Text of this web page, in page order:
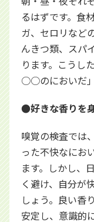
るはずです。食
ガ、セロリなど
んきつ類、スパ
ります。こうし
○○のにおいだ」
●好きな香りを
嗅覚の検査では
った不快なにお
ます。しかし、
く避け、自分が
しょう。良い香
安定し、意識的